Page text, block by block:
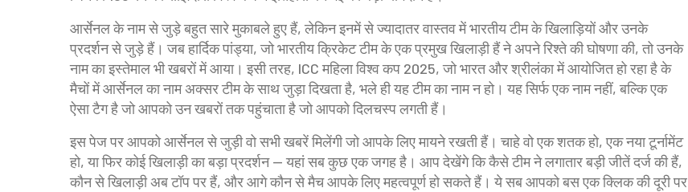
आर्सेनल के नाम से जुड़े बहुत सारे मुकाबले हुए हैं, लेकिन इनमें से ज्यादातर वास्तव में भारतीय टीम के खिलाड़ियों और उनके
प्रदर्शन से जुड़े हैं। जबहार्दिक पांड्या,जो भारतीय क्रिकेट टीम के एक प्रमुख खिलाड़ी हैंने अपने रिश्ते की घोषणा की, तो उनके
नाम का इस्तेमाल भी खबरों में आया। इसी तरह, ICC महिला विश्व कप 2025,जो भारत और श्रीलंका में आयोजित हो रहा हैके
मैचों में आर्सेनल का नाम अक्सर टीम के साथ जुड़ा दिखता है, भले ही यह टीम का नाम न हो। यह सिर्फ एक नाम नहीं, बल्कि एक
ऐसा टैग है जो आपको उन खबरों तक पहुंचाता है जो आपको दिलचस्प लगती हैं।
इस पेज पर आपको आर्सेनल से जुड़ी वो सभी खबरें मिलेंगी जो आपके लिए मायने रखती हैं। चाहे वो एक शतक हो, एक नया टूर्नामेंट
हो, या फिर कोई खिलाड़ी का बड़ा प्रदर्शन — यहां सब कुछ एक जगह है। आप देखेंगे कि कैसे टीम ने लगातार बड़ी जीतें दर्ज की हैं,
कौन से खिलाड़ी अब टॉप पर हैं, और आगे कौन से मैच आपके लिए महत्वपूर्ण हो सकते हैं। ये सब आपको बस एक क्लिक की दूरी पर